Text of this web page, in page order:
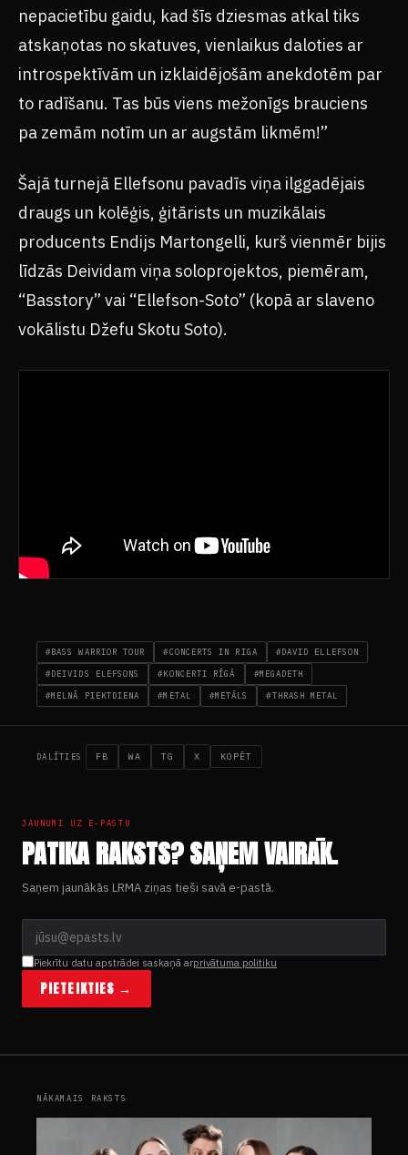
nepacietību gaidu, kad šīs dziesmas atkal tiks
atskaņotas no skatuves, vienlaikus daloties ar
introspektīvām un izklaidējošām anekdotēm par
to radīšanu. Tas būs viens mežonīgs brauciens
pa zemām notīm un ar augstām likmēm!”
Šajā turnejā Ellefsonu pavadīs viņa ilggadējais
draugs un kolēģis, ģitārists un muzikālais
producents Endijs Martongelli, kurš vienmēr bijis
līdzās Deividam viņa soloprojektos, piemēram,
“Basstory” vai “Ellefson-Soto” (kopā ar slaveno
vokālistu Džefu Skotu Soto).
#BASS WARRIOR TOUR #CONCERTS IN RIGA #DAVID ELLEFSON
#DEIVIDS ELEFSONS #KONCERTI RĪGĀ #MEGADETH
#MELNĀ PIEKTDIENA #METAL #METĀLS #THRASH METAL
DALĪTIES FB WA TG X KOPĒT
JAUNUMI UZ E-PASTU
PATIKA RAKSTS? SAŅEM VAIRĀK.
Saņem jaunākās LRMA ziņas tieši savā e-pastā.
Piekrītu datu apstrādei saskaņā arprivātuma politiku
PIETEIKTIES →
NĀKAMAIS RAKSTS